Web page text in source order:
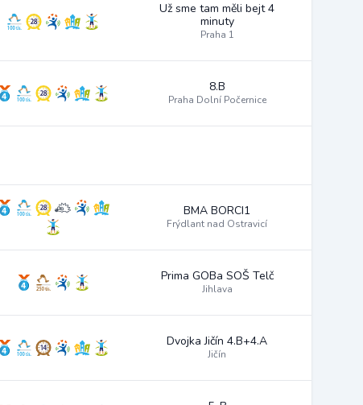
Už sme tam měli bejt 4
minuty
Praha 1
8.B
Praha Dolní Počernice
BMA BORCI1
Frýdlant nad Ostravicí
Prima GOBa SOŠ Telč
Jihlava
Dvojka Jičín 4.B+4.A
Jičín